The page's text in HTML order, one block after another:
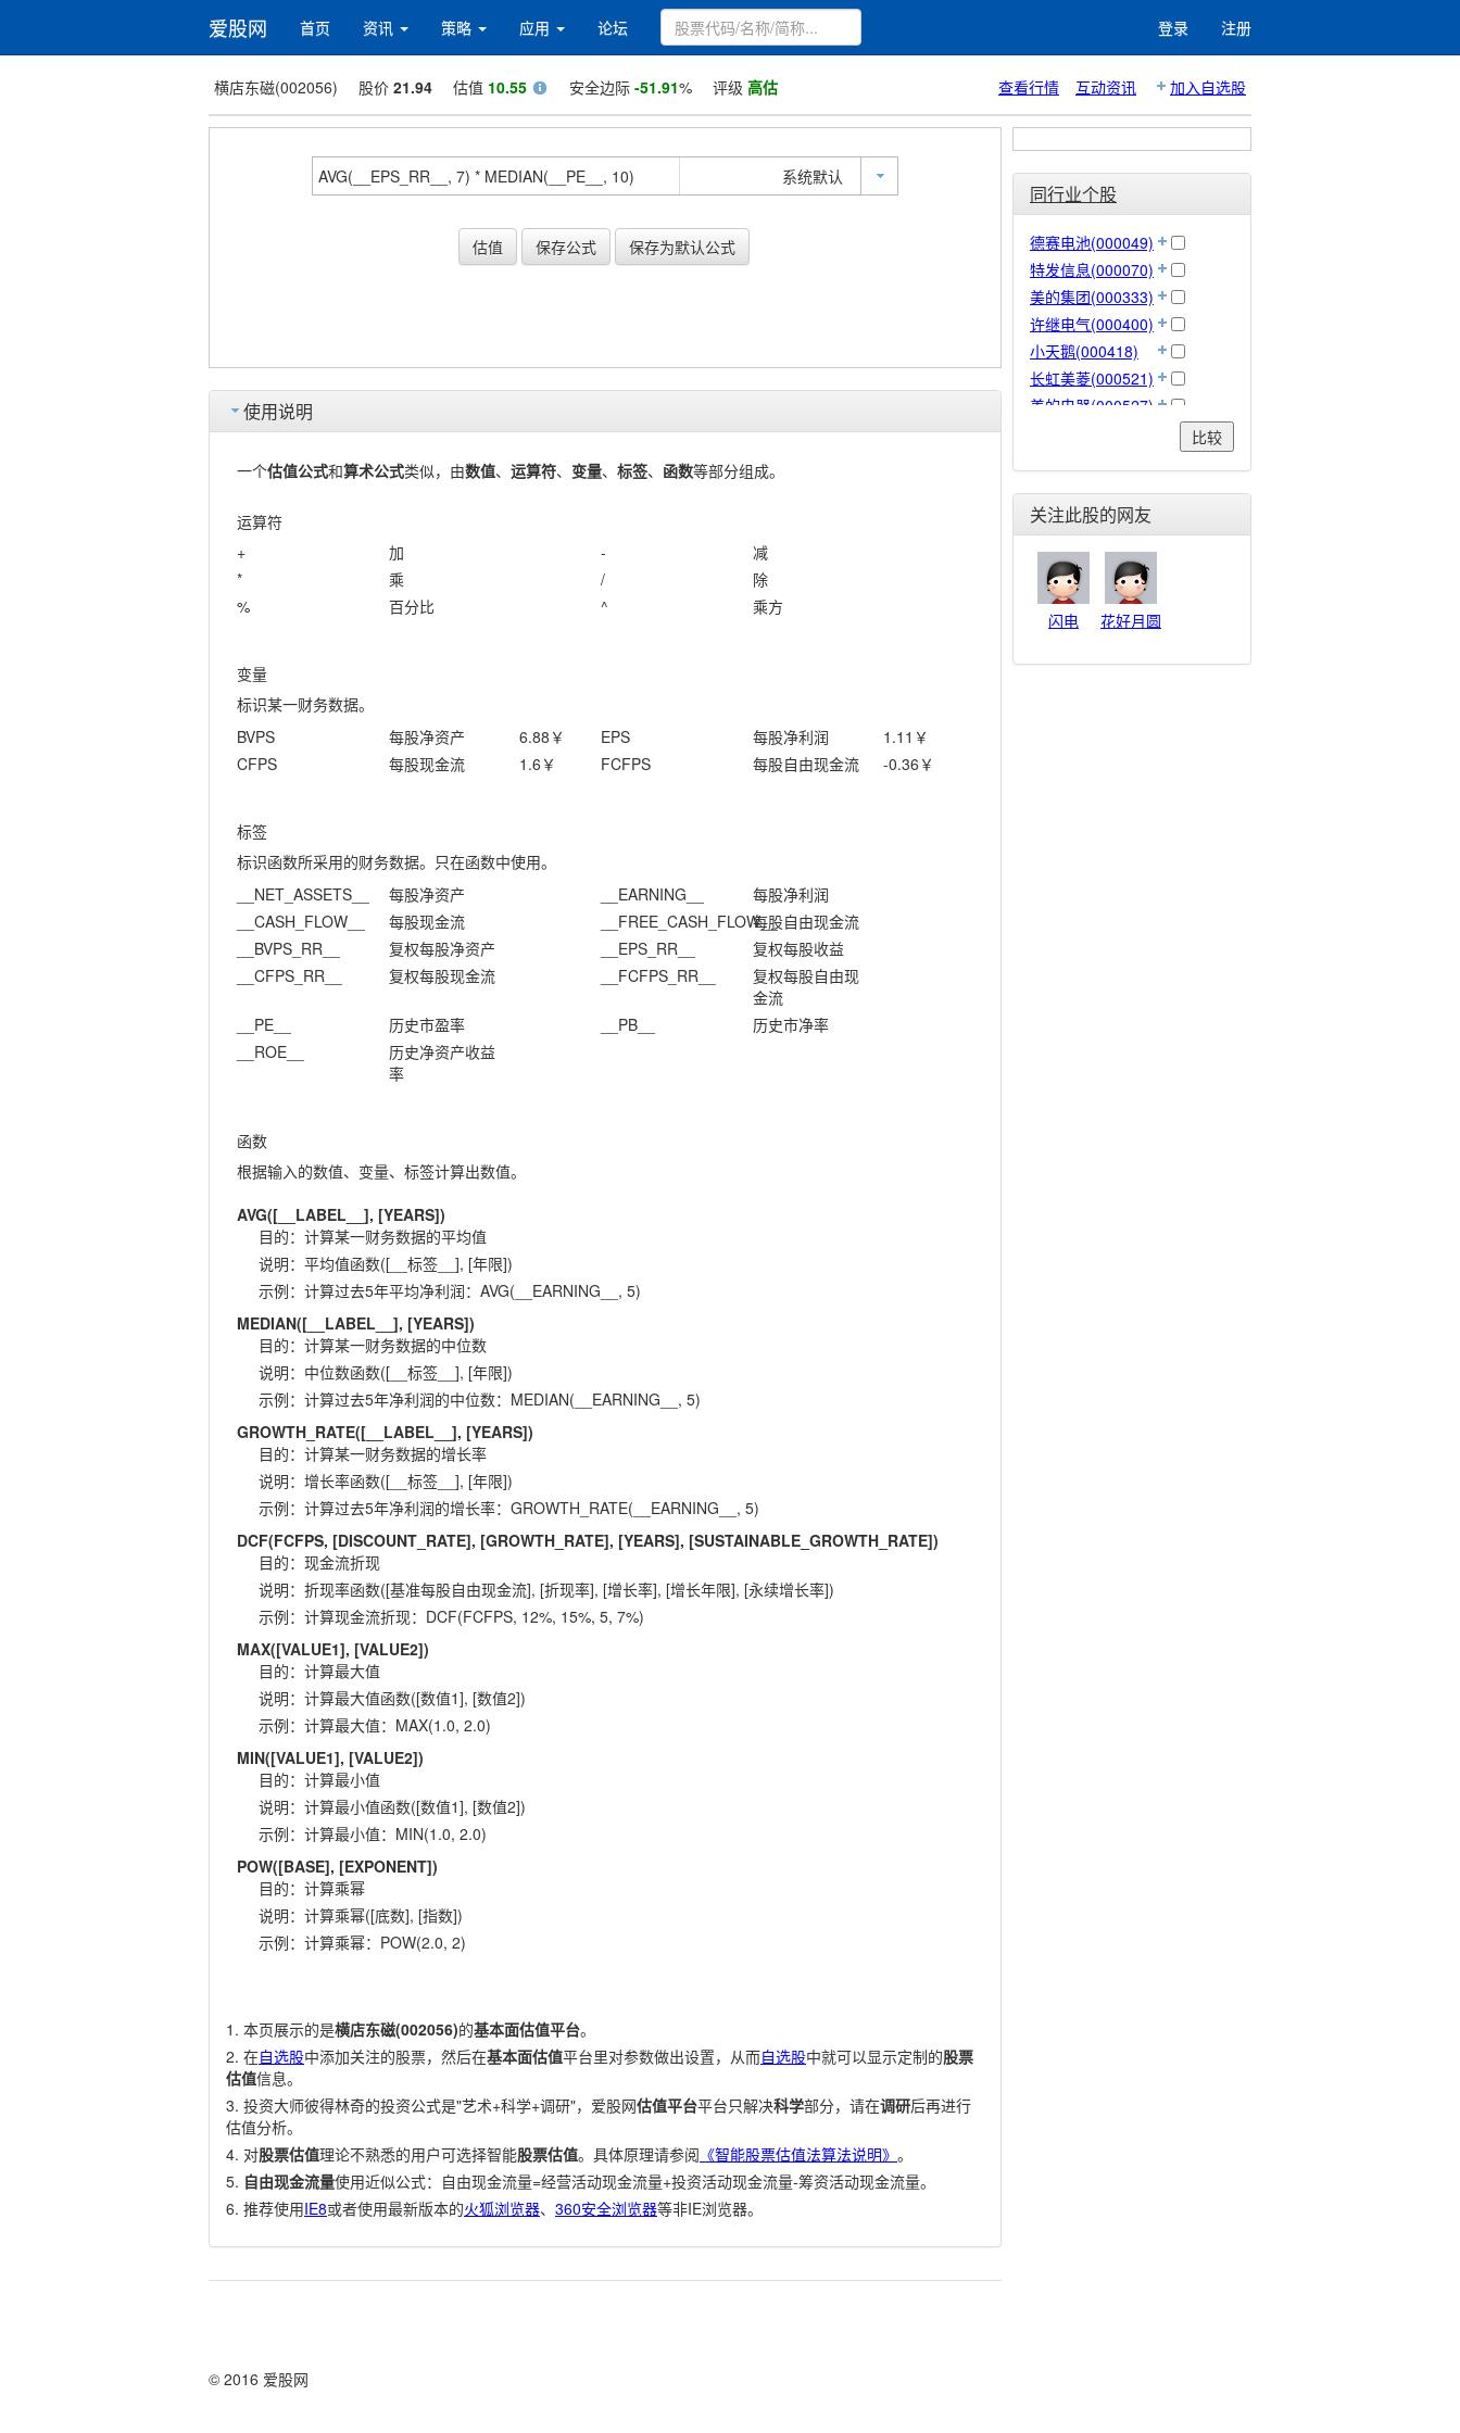
爱股网 首页 资讯 策略 应用 论坛 登录 注册
横店东磁(002056) 股价 21.94 估值 10.55 安全边际 -51.91% 评级 高估 查看行情 互动资讯 加入自选股
系统默认
估值 保存公式 保存为默认公式
使用说明
一个估值公式和算术公式类似，由数值、 运算符、 变量、 标签、 函数等部分组成。
运算符
+
加 -
减
*
乘 /
除
%
百分比 ^ 乘方
变量
标识某一财务数据。
BVPS
每股净资产 6.88 ￥ EPS 每股净利润 1.11 ￥
CFPS
每股现金流 1.6 ￥ FCFPS 每股自由现金流 -0.36 ￥
标签
标识函数所采用的财务数据。只在函数中使用。
__NET_ASSETS__
每股净资产 __EARNING__
每股净利润
__CASH_FLOW__
每股现金流 __FREE_CASH_FLOW__每股自由现金流
__BVPS_RR__
复权每股净资产 __EPS_RR__
复权每股收益
__CFPS_RR__
复权每股现金流 __FCFPS_RR__
复权每股自由现
金流
__PE__
历史市盈率 __PB__
历史市净率
__ROE__
历史净资产收益
率
函数
根据输入的数值、变量、标签计算出数值。
AVG([__LABEL__], [YEARS])
目的： 计算某一财务数据的平均值
说明： 平均值函数([__标签__], [年限])
示例： 计算过去5年平均净利润：AVG(__EARNING__, 5)
MEDIAN([__LABEL__], [YEARS])
目的： 计算某一财务数据的中位数
说明： 中位数函数([__标签__], [年限])
示例： 计算过去5年净利润的中位数：MEDIAN(__EARNING__, 5)
GROWTH_RATE([__LABEL__], [YEARS])
目的： 计算某一财务数据的增长率
说明： 增长率函数([__标签__], [年限])
示例： 计算过去5年净利润的增长率：GROWTH_RATE(__EARNING__, 5)
DCF(FCFPS, [DISCOUNT_RATE], [GROWTH_RATE], [YEARS], [SUSTAINABLE_GROWTH_RATE])
目的： 现金流折现
说明： 折现率函数([基准每股自由现金流], [折现率], [增长率], [增长年限], [永续增长率])
示例： 计算现金流折现：DCF(FCFPS, 12%, 15%, 5, 7%)
MAX([VALUE1], [VALUE2])
目的： 计算最大值
说明： 计算最大值函数([数值1], [数值2])
示例： 计算最大值：MAX(1.0, 2.0)
MIN([VALUE1], [VALUE2])
目的： 计算最小值
说明： 计算最小值函数([数值1], [数值2])
示例： 计算最小值：MIN(1.0, 2.0)
POW([BASE], [EXPONENT])
目的： 计算乘幂
说明： 计算乘幂([底数], [指数])
示例： 计算乘幂：POW(2.0, 2)
本页展示的是横店东磁(002056)的基本面估值平台。
在自选股中添加关注的股票，然后在基本面估值平台里对参数做出设置，从而自选股中就可以显示定制的股票
估值信息。
投资大师彼得林奇的投资公式是"艺术+科学+调研"，爱股网估值平台平台只解决科学部分，请在调研后再进行
估值分析。
对股票估值理论不熟悉的用户可选择智能股票估值。具体原理请参阅 《智能股票估值法算法说明》 。
自由现金流量使用近似公式：自由现金流量=经营活动现金流量+投资活动现金流量-筹资活动现金流量。
推荐使用IE8或者使用最新版本的火狐浏览器、 360安全浏览器等非IE浏览器。
同行业个股
德赛电池(000049)
特发信息(000070)
美的集团(000333)
许继电气(000400)
小天鹅(000418)
长虹美菱(000521)
美的电器(000527)
合金投资(000633)
格力电器(000651)
东方电子(000682)
金宇车城(000803)
银河生物(000806)
比较
关注此股的网友
闪电 花好月圆
© 2016 爱股网